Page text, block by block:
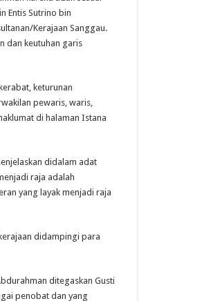
Entis Sutrino bin
Kerajaan Sanggau.
dan keutuhan garis
keturunan
pewaris, waris,
di halaman Istana
didalam adat
raja adalah
yang layak menjadi raja
didampingi para
ditegaskan Gusti
penobat dan yang